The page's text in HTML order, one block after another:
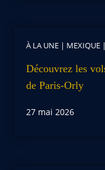
À LA UNE | MEXIQUE |
Découvrez les
de Paris-Orly
27 mai 2026